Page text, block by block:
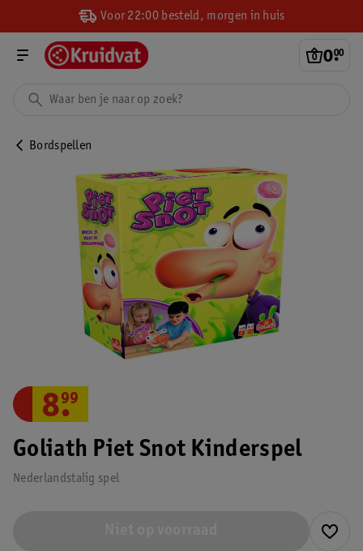
Voor 22:00 besteld, morgen in huis
0.
00
Bordspellen
Goliath Piet Snot Kinderspel
Nederlandstalig spel
8.
99